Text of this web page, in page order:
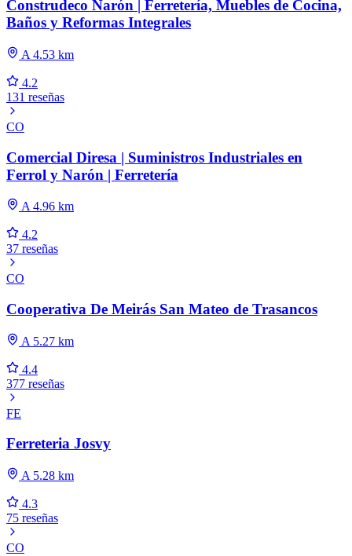
Construdeco Narón | Ferretería, Muebles de Cocina,
Baños y Reformas Integrales
A 4.53 km
4.2
131 reseñas
CO
Comercial Diresa | Suministros Industriales en
Ferrol y Narón | Ferretería
A 4.96 km
4.2
37 reseñas
CO
Cooperativa De Meirás San Mateo de Trasancos
A 5.27 km
4.4
377 reseñas
FE
Ferreteria Josvy
A 5.28 km
4.3
75 reseñas
CO